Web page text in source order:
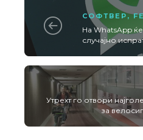
СОФТВЕР,
На WhatsApp
случајно
Утрехт го отвори
за